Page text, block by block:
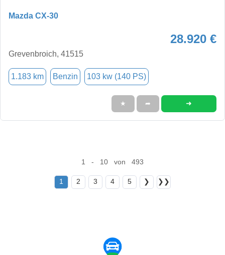
Mazda CX-30
28.920 €
Grevenbroich, 41515
1.183 km Benzin 103 kw (140 PS)
★ ➦ ➜
1 - 10 von 493
1 2 3 4 5 ❯ ❯❯